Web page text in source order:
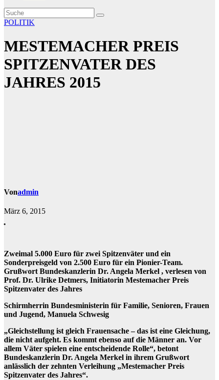
POLITIK
MESTEMACHER PREIS
SPITZENVATER DES
JAHRES 2015
Vonadmin
März 6, 2015
Zweimal 5.000 Euro für zwei Spitzenväter und ein
Sonderpreisgeld von 2.500 Euro für ein Pionier-Team.
Grußwort Bundeskanzlerin Dr. Angela Merkel , verlesen von
Prof. Dr. Ulrike Detmers, Initiatorin Mestemacher Preis
Spitzenvater des Jahres
Schirmherrin Bundesministerin für Familie, Senioren, Frauen
und Jugend, Manuela Schwesig
„Gleichstellung ist gleich Frauensache – das ist eine Gleichung,
die nicht aufgeht. Es kommt ebenso auf die Männer an. Vor
allem Väter spielen eine entscheidende Rolle“, betont
Bundeskanzlerin Dr. Angela Merkel in ihrem Grußwort
anlässlich der zehnten Verleihung „Mestemacher Preis
Spitzenvater des Jahres“.